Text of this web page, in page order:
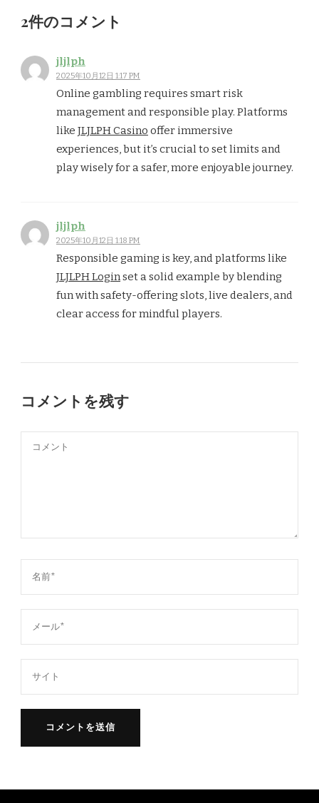
2件のコメント
jljlph
2025年10月12日 1:17 PM
Online gambling requires smart risk
management and responsible play. Platforms
like JLJLPH Casino offer immersive
experiences, but it’s crucial to set limits and
play wisely for a safer, more enjoyable journey.
jljlph
2025年10月12日 1:18 PM
Responsible gaming is key, and platforms like
JLJLPH Loginset a solid example by blending
fun with safety-offering slots, live dealers, and
clear access for mindful players.
コメントを残す